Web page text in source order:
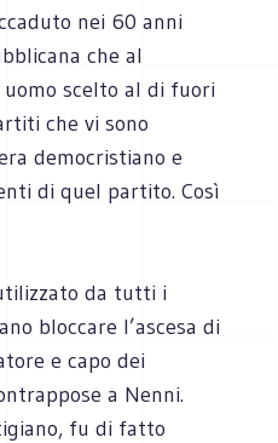
nei 60 anni
che al
scelto al di fuori
che vi sono
democristiano e
di quel partito. Così
da tutti i
bloccare l’ascesa di
e capo dei
a Nenni.
fu di fatto